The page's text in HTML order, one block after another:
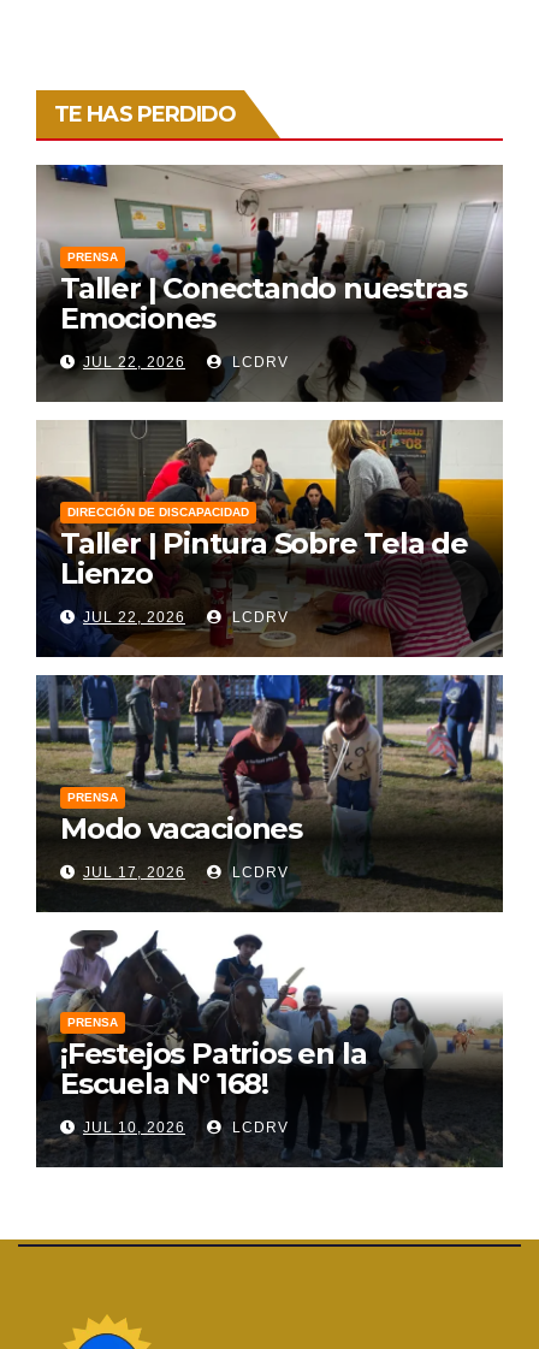
TE HAS PERDIDO
PRENSA
Taller | Conectando nuestras
Emociones
JUL 22, 2026 LCDRV
DIRECCIÓN DE DISCAPACIDAD
Taller | Pintura Sobre Tela de
Lienzo
JUL 22, 2026 LCDRV
PRENSA
Modo vacaciones
JUL 17, 2026 LCDRV
PRENSA
¡Festejos Patrios en la
Escuela N° 168!
JUL 10, 2026 LCDRV